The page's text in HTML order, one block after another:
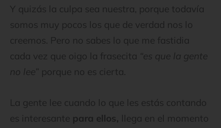
Y quizás la culpa sea nuestra, porque todavía
somos muy pocos los que de verdad nos lo
creemos. Pero no sabes lo que me fastidia
cada vez que oigo la frasecita “es que la gente
no lee” porque no es cierta.
La gente lee cuando lo que les estás contando
es interesante para ellos, llega en el momento